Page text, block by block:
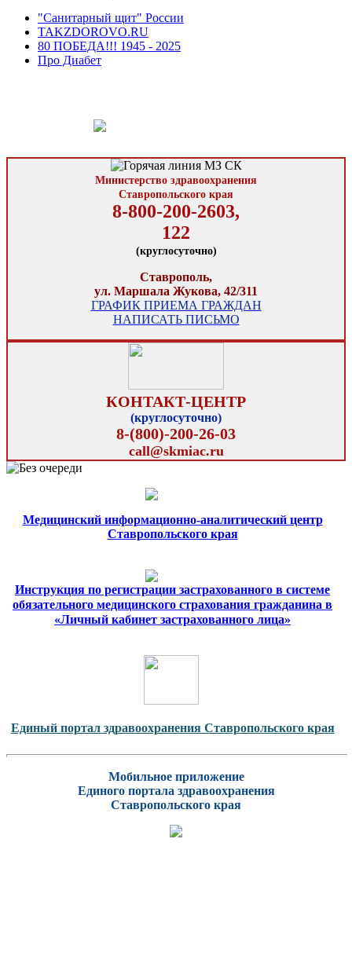
"Санитарный щит" России
TAKZDOROVO.RU
80 ПОБЕДА!!! 1945 - 2025
Про Диабет
Министерство здравоохранения
Ставропольского края
8-800-200-2603,
122
(круглосуточно)
Ставрополь,
ул. Маршала Жукова, 42/311
ГРАФИК ПРИЕМА ГРАЖДАН
НАПИСАТЬ ПИСЬМО
КОНТАКТ-ЦЕНТР
(круглосуточно)
8-(800)-200-26-03
call@skmiac.ru
Медицинский информационно-аналитический центр
Ставропольского края
Инструкция по регистрации застрахованного в системе
обязательного медицинского страхования гражданина в
«Личный кабинет застрахованного лица»
Единый портал здравоохранения Ставропольского края
Мобильное приложение
Единого портала здравоохранения
Ставропольского края